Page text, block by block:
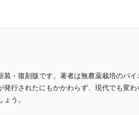
・復刻版です。著者は無農薬栽培のパイ
行されたにもかかわらず、現代でも変わ
う。